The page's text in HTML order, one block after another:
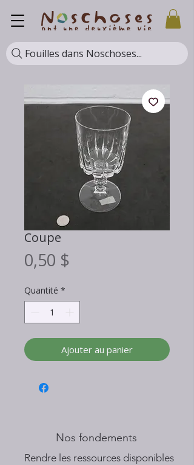
Fouilles dans Noschoses...
Coupe
0,50 $
Quantité *
Ajouter au panier
Nos fondements
​Rendre les ressources disponibles